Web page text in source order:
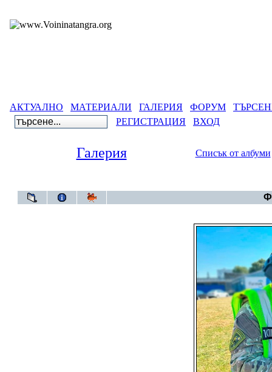
АКТУАЛНО МАТЕРИАЛИ ГАЛЕРИЯ ФОРУМ
РЕГИСТРАЦИЯ
ВХОД
Галерия Списък от албуми